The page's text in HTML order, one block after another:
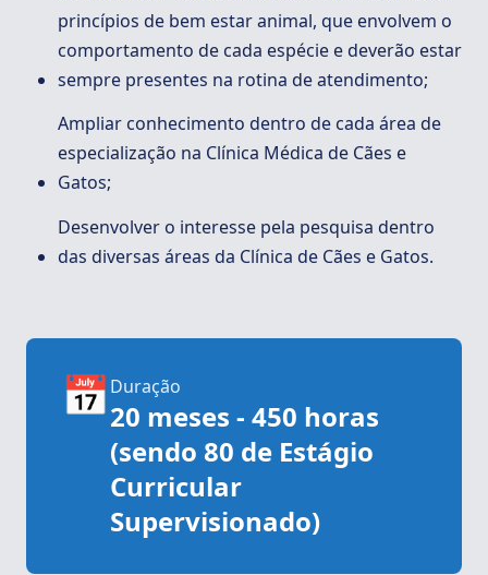
princípios de bem estar animal, que envolvem o
comportamento de cada espécie e deverão estar
sempre presentes na rotina de atendimento;
Ampliar conhecimento dentro de cada área de
especialização na Clínica Médica de Cães e
Gatos;
Desenvolver o interesse pela pesquisa dentro
das diversas áreas da Clínica de Cães e Gatos.
📅 Duração
20 meses - 450 horas
(sendo 80 de Estágio
Curricular
Supervisionado)